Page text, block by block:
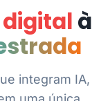
à
integram IA,